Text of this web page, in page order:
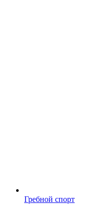
Гребной спорт